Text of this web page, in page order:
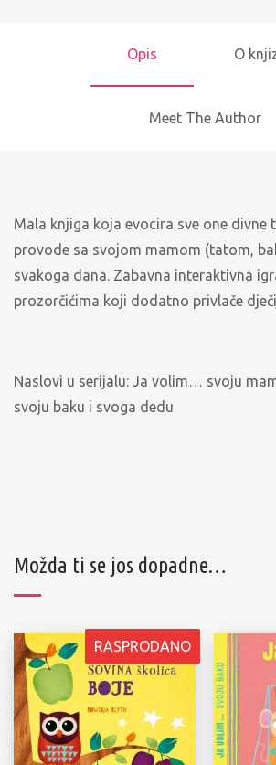
Opis O
Meet The Author
Mala knjiga koja evocira sve one divne
provode sa svojom mamom (tatom,
svakoga dana. Zabavna interaktivna
prozorčićima koji dodatno privlače
Naslovi u serijalu: Ja volim… svoju
svoju baku i svoga dedu
Možda ti se jos dopadne…
RASPRODANO